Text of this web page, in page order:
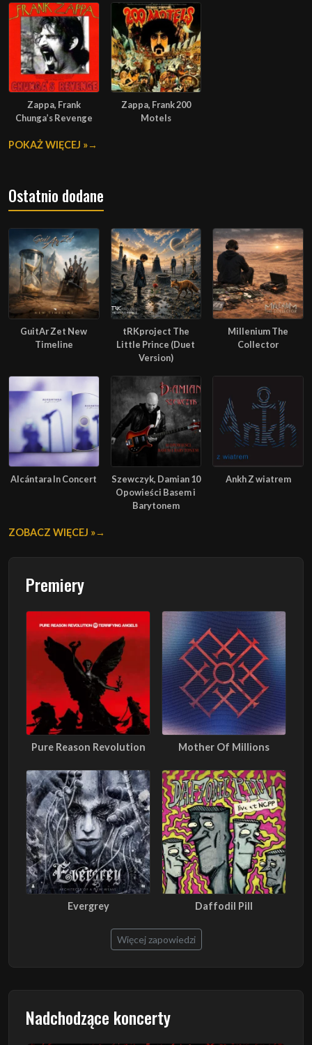
Zappa, Frank
Chunga’s Revenge
Zappa, Frank 200
Motels
POKAŻ WIĘCEJ »
Ostatnio dodane
GuitAr Zet New
Timeline
tRKproject The
Little Prince (Duet
Version)
Millenium The
Collector
Alcántara In Concert
Szewczyk, Damian 10
Opowieści Basem i
Barytonem
Ankh Z wiatrem
ZOBACZ WIĘCEJ »
Premiery
Pure Reason Revolution Mother Of Millions
Evergrey Daffodil Pill
Więcej zapowiedzi
Nadchodzące koncerty